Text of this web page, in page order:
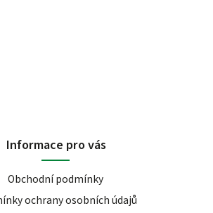
Informace pro vás
Obchodní podmínky
ochrany osobních údajů